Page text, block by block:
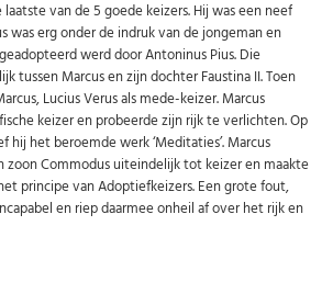
laatste van de 5 goede keizers. Hij was een neef
was erg onder de indruk van de jongeman en
werd door Antoninus Pius. Die
tussen Marcus en zijn dochter Faustina II. Toen
Lucius Verus als mede-keizer. Marcus
keizer en probeerde zijn rijk te verlichten. Op
hij het beroemde werk ‘Meditaties’. Marcus
zoon Commodus uiteindelijk tot keizer en maakte
principe van Adoptiefkeizers. Een grote fout,
en riep daarmee onheil af over het rijk en